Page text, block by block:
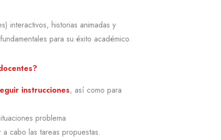
interactivos, historias animadas y
para su éxito académico.
instrucciones, así como para
problema
cabo las tareas propuestas.